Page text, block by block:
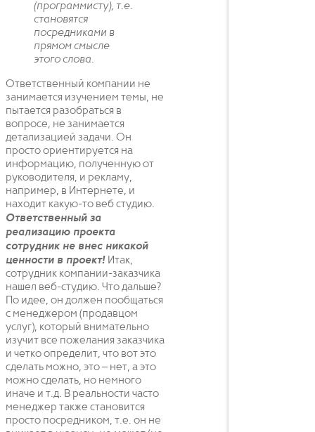
(программисту), т.е.
становятся
посредниками в
прямом смысле
этого слова.
Ответственный компании не
занимается изучением темы, не
пытается разобраться в
вопросе, не занимается
детализацией задачи. Он
просто ориентируется на
информацию, полученную от
руководителя, и рекламу,
например, в Интернете, и
находит какую-то веб студию.
Ответственный за
реализацию проекта
сотрудник не внес никакой
ценности в проект! Итак,
сотрудник компании-заказчика
нашел веб-студию. Что дальше?
По идее, он должен пообщаться
с менеджером (продавцом
услуг), который внимательно
изучит все пожелания заказчика
и четко определит, что вот это
сделать можно, это – нет, а это
можно сделать, но немного
иначе и т.д. В реальности часто
менеджер также становится
просто посредником, т.е. он не